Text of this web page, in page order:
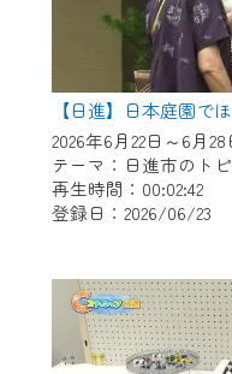
2026年6月22日～6月
テーマ：日進市のト
再生時間：00:02:42
登録日：2026/06/23